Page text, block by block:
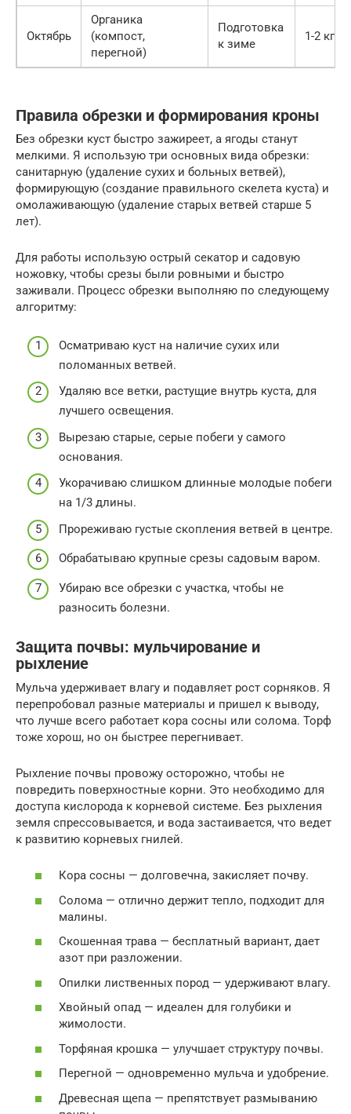
Октябрь
Органика
(компост,
перегной)
Подготовка
к зиме
1-2 кг
Правила обрезки и формирования кроны
Без обрезки куст быстро зажиреет, а ягоды станут
мелкими. Я использую три основных вида обрезки:
санитарную (удаление сухих и больных ветвей),
формирующую (создание правильного скелета куста) и
омолаживающую (удаление старых ветвей старше 5
лет).
Для работы использую острый секатор и садовую
ножовку, чтобы срезы были ровными и быстро
заживали. Процесс обрезки выполняю по следующему
алгоритму:
Осматриваю куст на наличие сухих или
поломанных ветвей.
Удаляю все ветки, растущие внутрь куста, для
лучшего освещения.
Вырезаю старые, серые побеги у самого
основания.
Укорачиваю слишком длинные молодые побеги
на 1/3 длины.
Прореживаю густые скопления ветвей в центре.
Обрабатываю крупные срезы садовым варом.
Убираю все обрезки с участка, чтобы не
разносить болезни.
Защита почвы: мульчирование и
рыхление
Мульча удерживает влагу и подавляет рост сорняков. Я
перепробовал разные материалы и пришел к выводу,
что лучше всего работает кора сосны или солома. Торф
тоже хорош, но он быстрее перегнивает.
Рыхление почвы провожу осторожно, чтобы не
повредить поверхностные корни. Это необходимо для
доступа кислорода к корневой системе. Без рыхления
земля спрессовывается, и вода застаивается, что ведет
к развитию корневых гнилей.
Кора сосны — долговечна, закисляет почву.
Солома — отлично держит тепло, подходит для
малины.
Скошенная трава — бесплатный вариант, дает
азот при разложении.
Опилки лиственных пород — удерживают влагу.
Хвойный опад — идеален для голубики и
жимолости.
Торфяная крошка — улучшает структуру почвы.
Перегной — одновременно мульча и удобрение.
Древесная щепа — препятствует размыванию